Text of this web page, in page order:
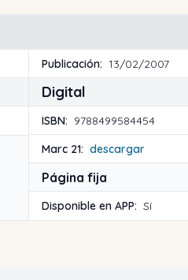
Publicación: 13/02/2007
Digital
ISBN: 9788499584454
Marc 21: descargar
Página fija
Disponible en APP: Sí